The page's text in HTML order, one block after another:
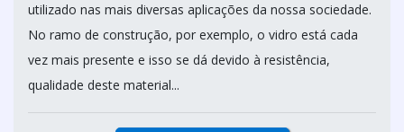
utilizado nas mais diversas aplicações da nossa sociedade.
No ramo de construção, por exemplo, o vidro está cada
vez mais presente e isso se dá devido à resistência,
qualidade deste material...